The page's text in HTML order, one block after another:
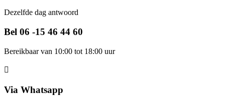
Dezelfde dag antwoord
Bel 06 -15 46 44 60
Bereikbaar van 10:00 tot 18:00 uur
Via Whatsapp